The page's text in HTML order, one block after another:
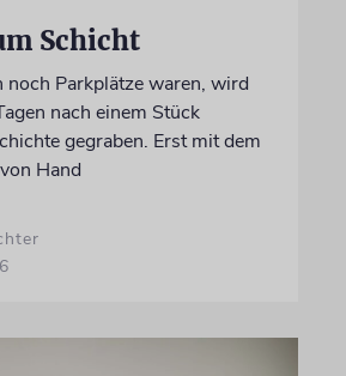
Schicht
noch Parkplätze waren, wird
nach einem Stück
gegraben. Erst mit dem
Hand